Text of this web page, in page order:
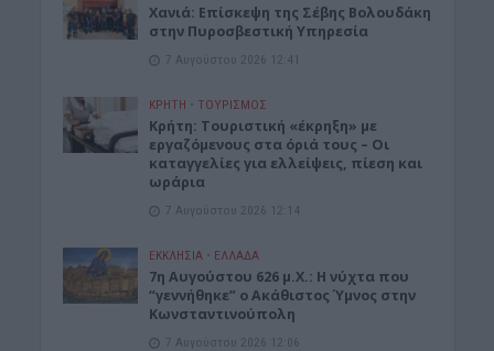
Xανιά: Επίσκεψη της Σέβης Βολουδάκη
στην Πυροσβεστική Υπηρεσία
7 Αυγούστου 2026 12:41
ΚΡΗΤΗ • ΤΟΥΡΙΣΜΟΣ
Κρήτη: Τουριστική «έκρηξη» με
εργαζόμενους στα όριά τους – Οι
καταγγελίες για ελλείψεις, πίεση και
ωράρια
7 Αυγούστου 2026 12:14
ΕΚΚΛΗΣΙΑ • ΕΛΛΑΔΑ
7η Αυγούστου 626 μ.Χ.: Η νύχτα που
“γεννήθηκε” ο Ακάθιστος Ύμνος στην
Κωνσταντινούπολη
7 Αυγούστου 2026 12:06